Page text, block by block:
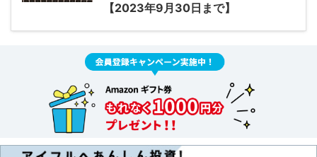
【2023年9月30日まで】